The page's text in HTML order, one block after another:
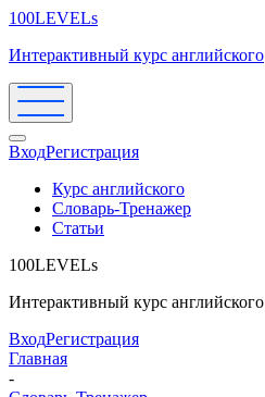
100LEVELs
Интерактивный курс английского
ВходРегистрация
Курс английского
Словарь-Тренажер
Статьи
100LEVELs
Интерактивный курс английского
ВходРегистрация
Главная
-